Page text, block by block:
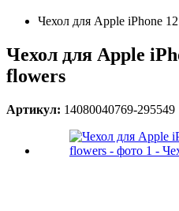
Чехол для Apple iPhone
Чехол для Apple
flowers
Артикул: 14080040769-295549